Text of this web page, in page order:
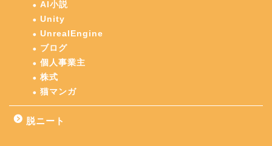
AI小説
Unity
UnrealEngine
ブログ
個人事業主
株式
猫マンガ
脱ニート